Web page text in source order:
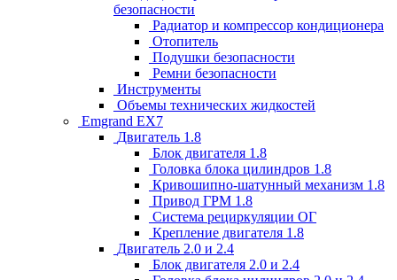
безопасности
Радиатор и компрессор кондиционера
Отопитель
Подушки безопасности
Ремни безопасности
Инструменты
Объемы технических жидкостей
Emgrand EX7
Двигатель 1.8
Блок двигателя 1.8
Головка блока цилиндров 1.8
Кривошипно-шатунный механизм 1.8
Привод ГРМ 1.8
Система рециркуляции ОГ
Крепление двигателя 1.8
Двигатель 2.0 и 2.4
Блок двигателя 2.0 и 2.4